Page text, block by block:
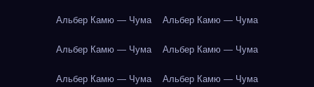
Альбер Камю — Чума Альбер Камю — Чума
Альбер Камю — Чума Альбер Камю — Чума
Альбер Камю — Чума Альбер Камю — Чума